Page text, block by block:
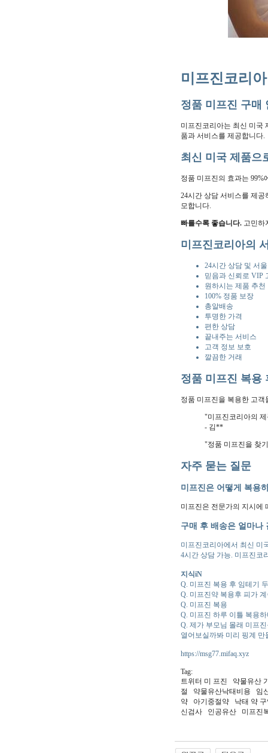
미프진코리
정품 미프진 구매
미프진코리아는 최신 미국
품과 서비스를 제공합니다.
최신 미국 제품으
정품 미프진의 효과는
24시간 상담 서비스를 제
모합니다.
빠를수록 좋습니다. 고민하
미프진코리아의
24시간 상담 및 서
믿음과 신뢰로 VIP
원하시는 제품 추
100% 정품 보장
총알배송
투명한 가격
편한 상담
끝내주는 서비스
고객 정보 보호
깔끔한 거래
정품 미프진 복용
정품 미프진을 복용한 고
"미프진코리아의
- 김**
"정품 미프진을 찾
자주 묻는 질문
미프진은 어떻게 복용
미프진은 전문가의 지시에
구매 후 배송은 얼마나
미프진코리아에서 최신 미
4시간 상담 가능. 미프진코
지식iN
Q. 미프진 복용 후 임테기
Q. 미프진약 복용후 피가
Q. 미프진 복용
Q. 미프진 하루 이틀 복용
Q. 제가 부모님 몰래 미프
열어보실까봐 미리 핑계
https://msg77.mifaq.xyz
Tag:
트위터 미 프진 약물유
절 약물유산낙태비용 임
약 아기중절약 낙태 약
신검사 인공유산 미프진